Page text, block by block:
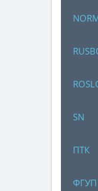
SN
ПТК